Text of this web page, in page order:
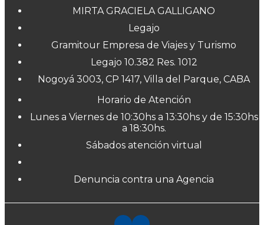
MIRTA GRACIELA GALLIGANO
Legajo
Gramitour Empresa de Viajes y Turismo
Legajo 10.382 Res. 1012
Nogoyá 3003, CP 1417, Villa del Parque, CABA
Horario de Atención
Lunes a Viernes de 10:30hs a 13:30hs y de 15:30hs
a 18:30hs.
Sábados atención virtual
Denuncia contra una Agencia